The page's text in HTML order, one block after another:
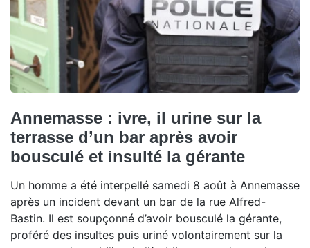
Annemasse : ivre, il urine sur la
terrasse d’un bar après avoir
bousculé et insulté la gérante
Un homme a été interpellé samedi 8 août à Annemasse
après un incident devant un bar de la rue Alfred-
Bastin. Il est soupçonné d’avoir bousculé la gérante,
proféré des insultes puis uriné volontairement sur la